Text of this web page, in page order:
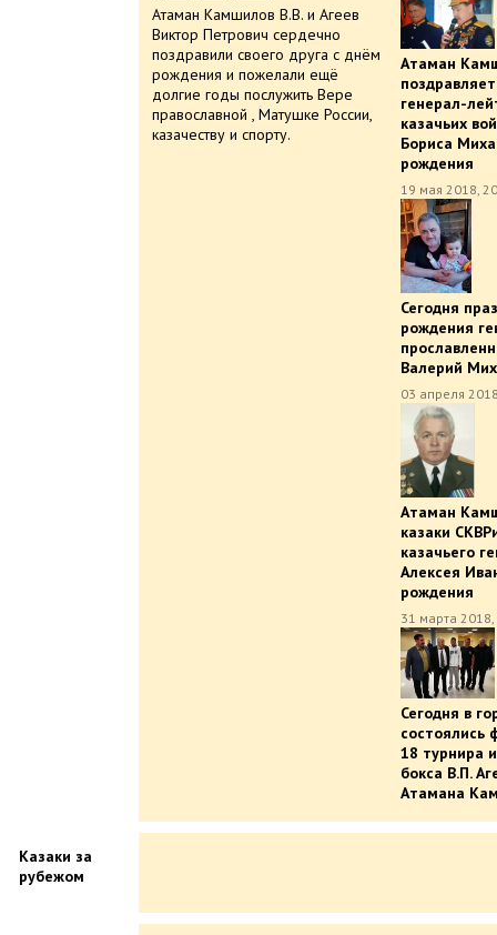
Атаман Камшилов В.В. и Агеев
Виктор Петрович сердечно
поздравили своего друга с днём
рождения и пожелали ещё
долгие годы послужить Вере
православной , Матушке России,
казачеству и спорту.
Атаман
генерал-
казачьих
Бориса
рождения
19 мая 2018,
Сегодня
рождения
Валерий
03 апреля
Атаман
казаки
казачьего
Алексея
рождения
31 марта
Сегодня в
состоялись
18 турнира
бокса В.П.
Атамана
Казаки за
рубежом